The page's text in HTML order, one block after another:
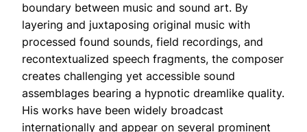
boundary between music and sound art. By
layering and juxtaposing original music with
processed found sounds, field recordings, and
recontextualized speech fragments, the composer
creates challenging yet accessible sound
assemblages bearing a hypnotic dreamlike quality.
His works have been widely broadcast
internationally and appear on several prominent